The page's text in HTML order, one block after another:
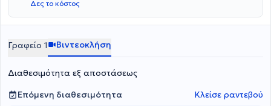
Δες το κόστος
Γραφείο 1 Βιντεοκλήση
Διαθεσιμότητα εξ αποστάσεως
Επόμενη διαθεσιμότητα
Κλείσε ραντεβού